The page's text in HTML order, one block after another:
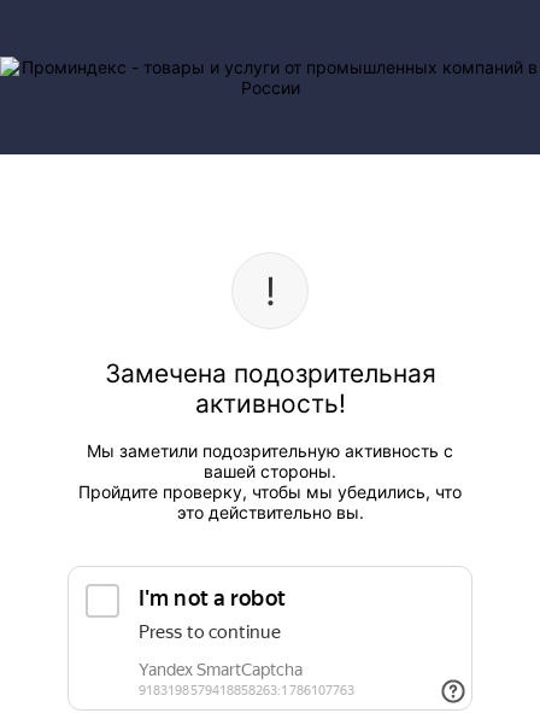
Замечена подозрительная
активность!
Мы заметили подозрительную активность с
вашей стороны.
Пройдите проверку, чтобы мы убедились, что
это действительно вы.